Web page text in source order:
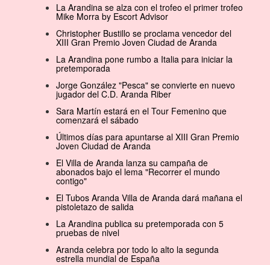
La Arandina se alza con el trofeo el primer trofeo
Mike Morra by Escort Advisor
Christopher Bustillo se proclama vencedor del
XIII Gran Premio Joven Ciudad de Aranda
La Arandina pone rumbo a Italia para iniciar la
pretemporada
Jorge González "Pesca" se convierte en nuevo
jugador del C.D. Aranda Riber
Sara Martín estará en el Tour Femenino que
comenzará el sábado
Últimos días para apuntarse al XIII Gran Premio
Joven Ciudad de Aranda
El Villa de Aranda lanza su campaña de
abonados bajo el lema "Recorrer el mundo
contigo"
El Tubos Aranda Villa de Aranda dará mañana el
pistoletazo de salida
La Arandina publica su pretemporada con 5
pruebas de nivel
Aranda celebra por todo lo alto la segunda
estrella mundial de España